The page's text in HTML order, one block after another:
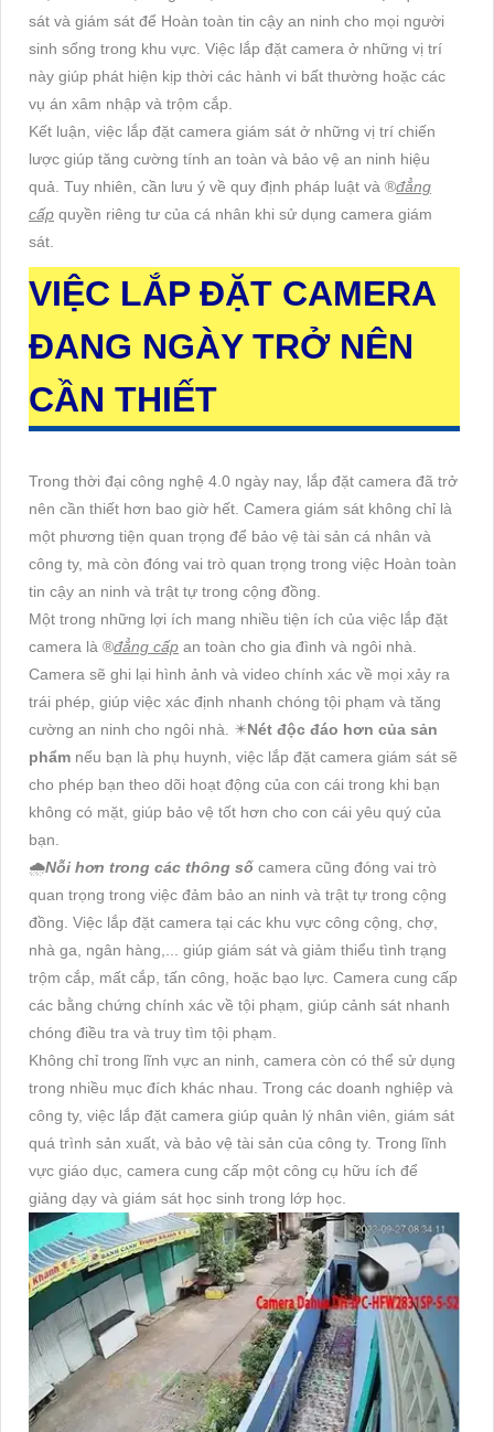
sát và giám sát để Hoàn toàn tin cậy an ninh cho mọi người
sinh sống trong khu vực. Việc lắp đặt camera ở những vị trí
này giúp phát hiện kịp thời các hành vi bất thường hoặc các
vụ án xâm nhập và trộm cắp.
Kết luận, việc lắp đặt camera giám sát ở những vị trí chiến
lược giúp tăng cường tính an toàn và bảo vệ an ninh hiệu
quả. Tuy nhiên, cần lưu ý về quy định pháp luật và ®️đẳng
cấp quyền riêng tư của cá nhân khi sử dụng camera giám
sát.
VIỆC LẮP ĐẶT CAMERA
ĐANG NGÀY TRỞ NÊN
CẦN THIẾT
Trong thời đại công nghệ 4.0 ngày nay, lắp đặt camera đã trở
nên cần thiết hơn bao giờ hết. Camera giám sát không chỉ là
một phương tiện quan trọng để bảo vệ tài sản cá nhân và
công ty, mà còn đóng vai trò quan trọng trong việc Hoàn toàn
tin cậy an ninh và trật tự trong cộng đồng.
Một trong những lợi ích mang nhiều tiện ích của việc lắp đặt
camera là ®️đẳng cấp an toàn cho gia đình và ngôi nhà.
Camera sẽ ghi lại hình ảnh và video chính xác về mọi xảy ra
trái phép, giúp việc xác định nhanh chóng tội phạm và tăng
cường an ninh cho ngôi nhà. ✴️Nét độc đáo hơn của sản
phẩm nếu bạn là phụ huynh, việc lắp đặt camera giám sát sẽ
cho phép bạn theo dõi hoạt động của con cái trong khi bạn
không có mặt, giúp bảo vệ tốt hơn cho con cái yêu quý của
bạn.
🌧️Nỗi hơn trong các thông số camera cũng đóng vai trò
quan trọng trong việc đảm bảo an ninh và trật tự trong cộng
đồng. Việc lắp đặt camera tại các khu vực công cộng, chợ,
nhà ga, ngân hàng,... giúp giám sát và giảm thiểu tình trạng
trộm cắp, mất cắp, tấn công, hoặc bạo lực. Camera cung cấp
các bằng chứng chính xác về tội phạm, giúp cảnh sát nhanh
chóng điều tra và truy tìm tội phạm.
Không chỉ trong lĩnh vực an ninh, camera còn có thể sử dụng
trong nhiều mục đích khác nhau. Trong các doanh nghiệp và
công ty, việc lắp đặt camera giúp quản lý nhân viên, giám sát
quá trình sản xuất, và bảo vệ tài sản của công ty. Trong lĩnh
vực giáo dục, camera cung cấp một công cụ hữu ích để
giảng dạy và giám sát học sinh trong lớp học.